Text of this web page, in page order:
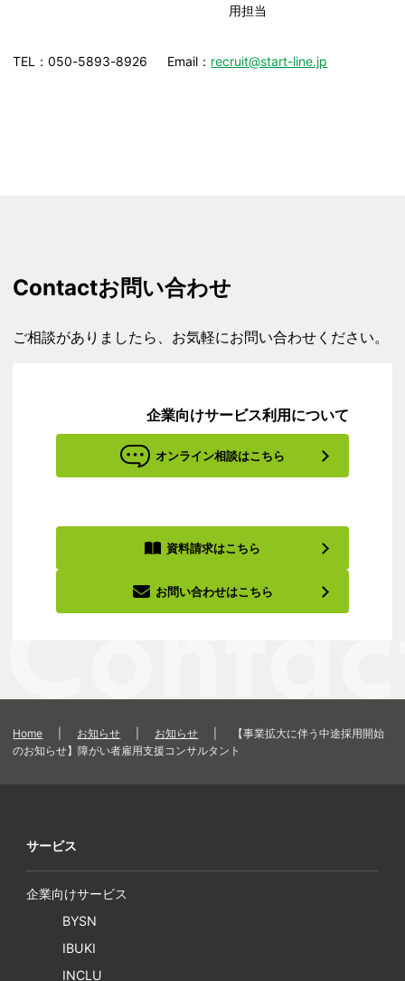
用担当
TEL：050-5893-8926 Email： recruit@start-line.jp
Contactお問い合わせ
ご相談がありましたら、お気軽にお問い合わせください。
企業向けサービス利用について
オンライン相談はこちら
資料請求はこちら
お問い合わせはこちら
Home お知らせ お知らせ
【事業拡大に伴う中途採用開始
のお知らせ】障がい者雇用支援コンサルタント
サービス
企業向けサービス
BYSN
IBUKI
INCLU